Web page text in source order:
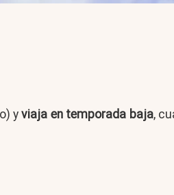
yviaja en temporada baja,